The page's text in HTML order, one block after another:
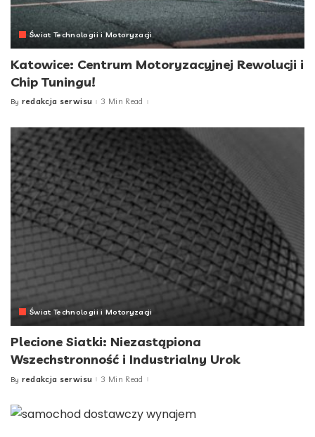
Świat Technologii i Motoryzacji
Katowice: Centrum Motoryzacyjnej Rewolucji i
Chip Tuningu!
Posted
By redakcja serwisu 3 Min Read
Świat Technologii i Motoryzacji
Plecione Siatki: Niezastąpiona
Wszechstronność i Industrialny Urok
Posted
By redakcja serwisu 3 Min Read